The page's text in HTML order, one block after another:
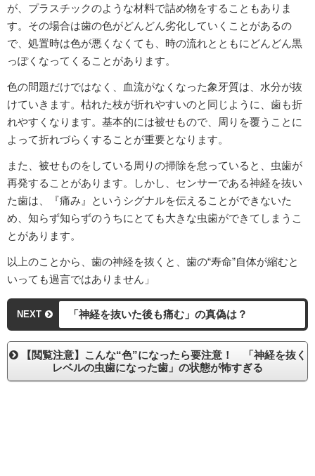
が、プラスチックのような材料で詰め物をすることもありま
す。その場合は歯の色がどんどん劣化していくことがあるの
で、処置時は色が悪くなくても、時の流れとともにどんどん黒
っぽくなってくることがあります。
色の問題だけではなく、血流がなくなった象牙質は、水分が抜
けていきます。枯れた枝が折れやすいのと同じように、歯も折
れやすくなります。基本的には被せもので、周りを覆うことに
よって折れづらくすることが重要となります。
また、被せものをしている周りの掃除を怠っていると、虫歯が
再発することがあります。しかし、センサーである神経を抜い
た歯は、『痛み』というシグナルを伝えることができないた
め、知らず知らずのうちにとても大きな虫歯ができてしまうこ
とがあります。
以上のことから、歯の神経を抜くと、歯の“寿命”自体が縮むと
いっても過言ではありません」
NEXT 「神経を抜いた後も痛む」の真偽は？
【閲覧注意】こんな“色”になったら要注意！ 「神経を抜く
レベルの虫歯になった歯」の状態が怖すぎる